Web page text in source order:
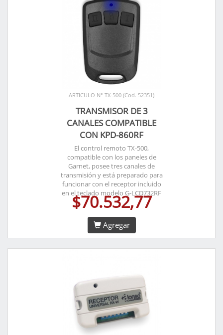
ARTICULO N° TX-500 (Cod. 52351)
TRANSMISOR DE 3
CANALES COMPATIBLE
CON KPD-860RF
El control remoto TX-500,
compatible con los paneles de
Garnet, posee tres canales de
transmisión y está preparado para
funcionar con el receptor incluido
en el teclado modelo G-LCD732RF
$70.532,77
Agregar